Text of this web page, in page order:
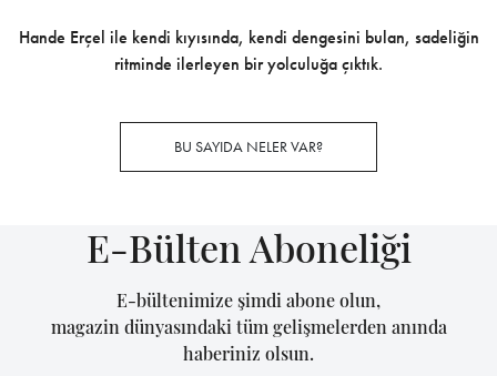
Hande Erçel ile kendi kıyısında, kendi dengesini bulan, sadeliğin
ritminde ilerleyen bir yolculuğa çıktık.
BU SAYIDA NELER VAR?
E-Bülten Aboneliği
E-bültenimize şimdi abone olun,
magazin dünyasındaki tüm gelişmelerden anında
haberiniz olsun.